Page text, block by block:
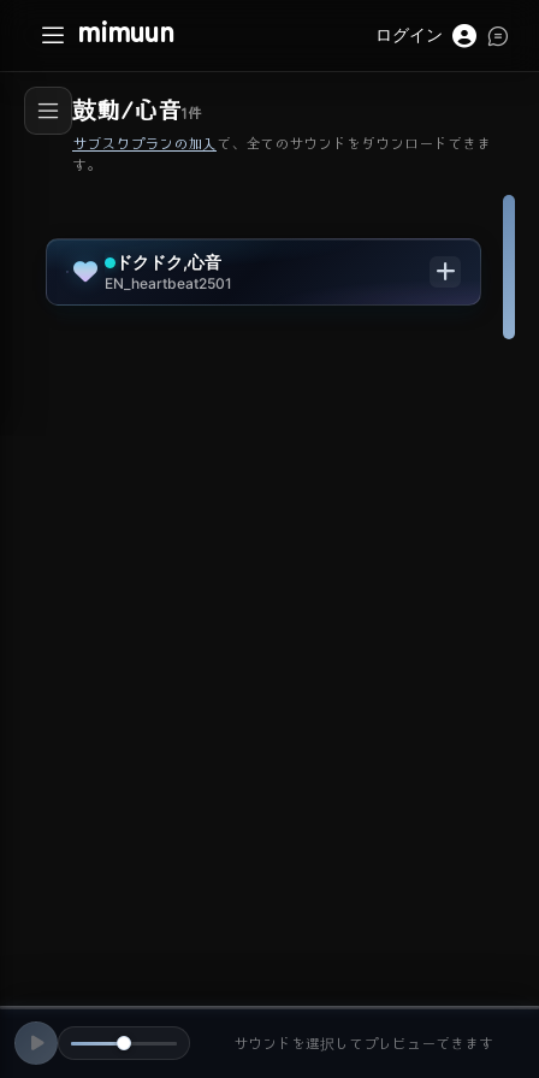
鼓動/心音1件
サブスクプランの加入 で、全てのサウンドをダウンロードできま
す。
ドクドク,心音
EN_heartbeat2501
サウンドを選択してプレビューできます
mimuun ログイン